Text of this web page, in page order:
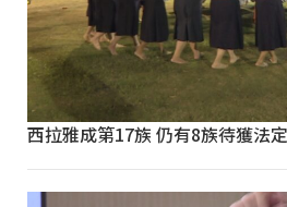
西拉雅成第17族 仍有8族待獲法